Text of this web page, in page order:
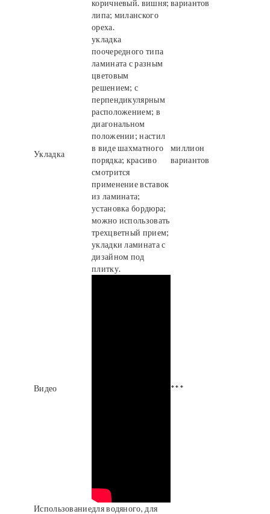
коричневый. вишня;
липа; миланского
ореха.
вариантов
Укладка
укладка
поочередного типа
ламината с разным
цветовым
решением; с
перпендикулярным
расположением; в
диагональном
положении; настил
в виде шахматного
порядка; красиво
смотрится
применение вставок
из ламината;
установка бордюра;
можно использовать
трехцветный прием;
укладки ламината с
дизайном под
плитку.
миллион
вариантов
Видео ***
Использованиедля водяного, для